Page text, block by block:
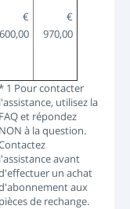
€
600,00
€
970,00
1 Pour contacter
l'assistance, utilisez la
FAQ et répondez
NON à la question.
l'assistance avant
un achat
aux
pièces de rechange.